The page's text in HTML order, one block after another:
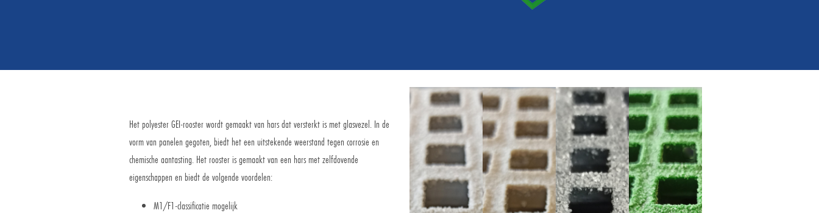
Het polyester GEI-rooster wordt gemaakt van hars dat versterkt is met glasvezel. In de
vorm van panelen gegoten, biedt het een uitstekende weerstand tegen corrosie en
chemische aantasting. Het rooster is gemaakt van een hars met zelfdovende
eigenschappen en biedt de volgende voordelen:
M1/F1-classificatie mogelijk